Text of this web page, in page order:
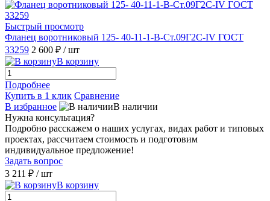
Быстрый просмотр
Фланец воротниковый 125- 40-11-1-B-Ст.09Г2С-IV ГОСТ
33259 2 600 ₽ / шт
В корзину
Подробнее
Купить в 1 клик Сравнение
В избранное
В наличии
Нужна консультация?
Подробно расскажем о наших услугах, видах работ и типовых
проектах, рассчитаем стоимость и подготовим
индивидуальное предложение!
Задать вопрос
3 211 ₽ / шт
В корзину